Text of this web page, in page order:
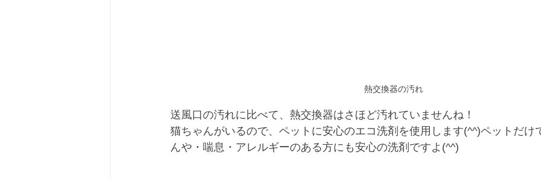
熱交換器の汚れ
送風口の汚れに比べて、熱交換器はさほど汚れていませんね！
猫ちゃんがいるので、ペットに安心のエコ洗剤を使用します(^^)ペットだけ
んや・喘息・アレルギーのある方にも安心の洗剤ですよ(^^)